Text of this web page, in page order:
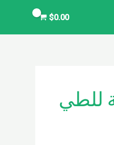
$0.00
للطي